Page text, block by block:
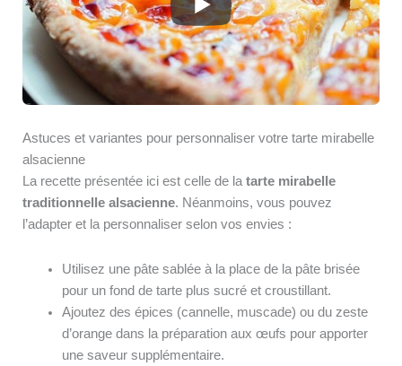
Astuces et variantes pour personnaliser votre tarte mirabelle
alsacienne
La recette présentée ici est celle de latarte mirabelle
traditionnelle alsacienne. Néanmoins, vous pouvez
l’adapter et la personnaliser selon vos envies :
Utilisez une pâte sablée à la place de la pâte brisée
pour un fond de tarte plus sucré et croustillant.
Ajoutez des épices (cannelle, muscade) ou du zeste
d’orange dans la préparation aux œufs pour apporter
une saveur supplémentaire.